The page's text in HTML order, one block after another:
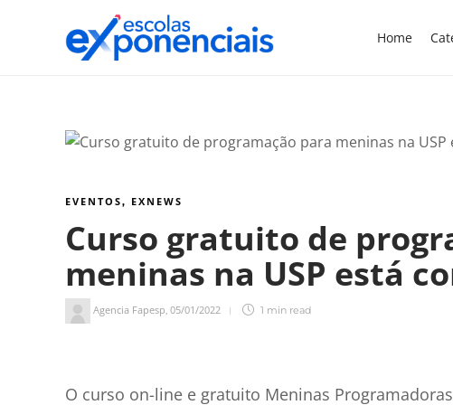
Home
EVENTOS, EXNEWS
Curso gratuito de
meninas na USP está
Agencia Fapesp, 05/01/2022 1 min read
O curso on-line e gratuito Meninas